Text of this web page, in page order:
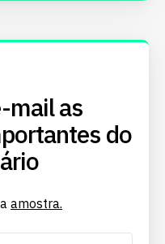
mail as
do
amostra.